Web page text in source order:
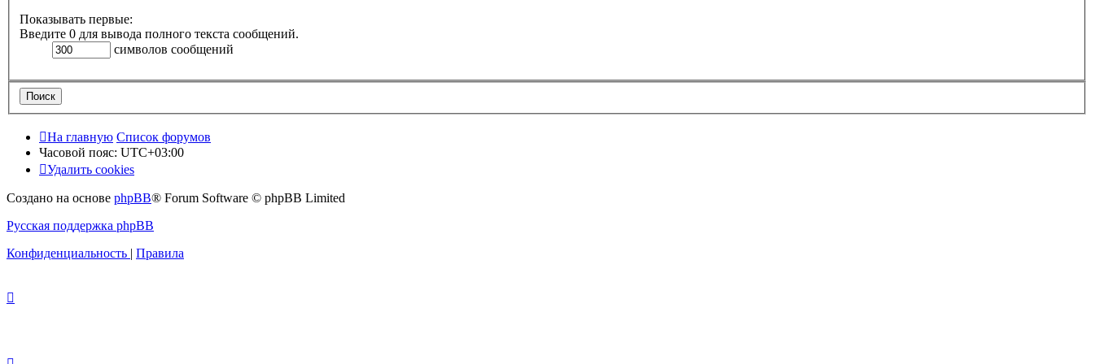
Показывать первые:
Введите 0 для вывода полного текста сообщений.
символов сообщений
На главную Список форумов
Часовой пояс: UTC+03:00
Удалить cookies
Создано на основе phpBB® Forum Software © phpBB Limited
Русская поддержка phpBB
Конфиденциальность | Правила